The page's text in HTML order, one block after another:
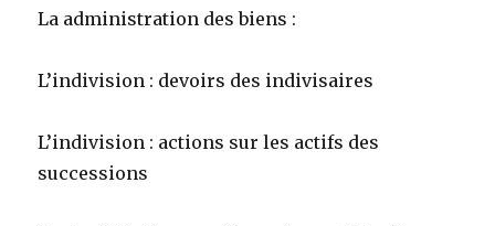
La administration des biens :
L’indivision : devoirs des indivisaires
L’indivision : actions sur les actifs des
successions